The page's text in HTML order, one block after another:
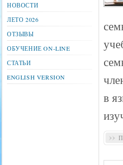
в
НОВОСТИ
ЛЕТО 2026
ОТЗЫВЫ
ОБУЧЕНИЕ ON-LINE
СТАТЬИ
ENGLISH VERSION